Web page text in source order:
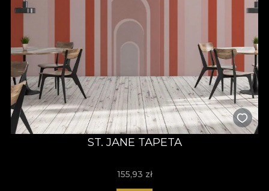
ST. JANE TAPETA
155,93 zł